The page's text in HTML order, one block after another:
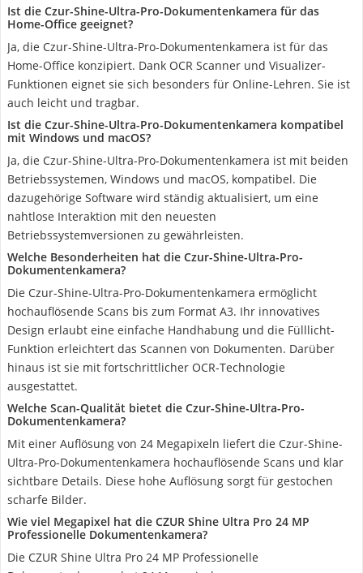
Ist die Czur-Shine-Ultra-Pro-Dokumentenkamera für das
Home-Office geeignet?
Ja, die Czur-Shine-Ultra-Pro-Dokumentenkamera ist für das
Home-Office konzipiert. Dank OCR Scanner und Visualizer-
Funktionen eignet sie sich besonders für Online-Lehren. Sie ist
auch leicht und tragbar.
Ist die Czur-Shine-Ultra-Pro-Dokumentenkamera kompatibel
mit Windows und macOS?
Ja, die Czur-Shine-Ultra-Pro-Dokumentenkamera ist mit beiden
Betriebssystemen, Windows und macOS, kompatibel. Die
dazugehörige Software wird ständig aktualisiert, um eine
nahtlose Interaktion mit den neuesten
Betriebssystemversionen zu gewährleisten.
Welche Besonderheiten hat die Czur-Shine-Ultra-Pro-
Dokumentenkamera?
Die Czur-Shine-Ultra-Pro-Dokumentenkamera ermöglicht
hochauflösende Scans bis zum Format A3. Ihr innovatives
Design erlaubt eine einfache Handhabung und die Fülllicht-
Funktion erleichtert das Scannen von Dokumenten. Darüber
hinaus ist sie mit fortschrittlicher OCR-Technologie
ausgestattet.
Welche Scan-Qualität bietet die Czur-Shine-Ultra-Pro-
Dokumentenkamera?
Mit einer Auflösung von 24 Megapixeln liefert die Czur-Shine-
Ultra-Pro-Dokumentenkamera hochauflösende Scans und klar
sichtbare Details. Diese hohe Auflösung sorgt für gestochen
scharfe Bilder.
Wie viel Megapixel hat die CZUR Shine Ultra Pro 24 MP
Professionelle Dokumentenkamera?
Die CZUR Shine Ultra Pro 24 MP Professionelle